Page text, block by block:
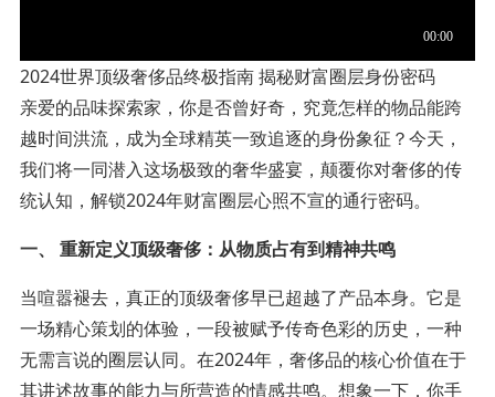
2024世界顶级奢侈品终极指南 揭秘财富圈层身份密码
亲爱的品味探索家，你是否曾好奇，究竟怎样的物品能跨
越时间洪流，成为全球精英一致追逐的身份象征？今天，
我们将一同潜入这场极致的奢华盛宴，颠覆你对奢侈的传
统认知，解锁2024年财富圈层心照不宣的通行密码。
一、 重新定义顶级奢侈：从物质占有到精神共鸣
当喧嚣褪去，真正的顶级奢侈早已超越了产品本身。它是
一场精心策划的体验，一段被赋予传奇色彩的历史，一种
无需言说的圈层认同。在2024年，奢侈品的核心价值在于
其讲述故事的能力与所营造的情感共鸣。想象一下，你手